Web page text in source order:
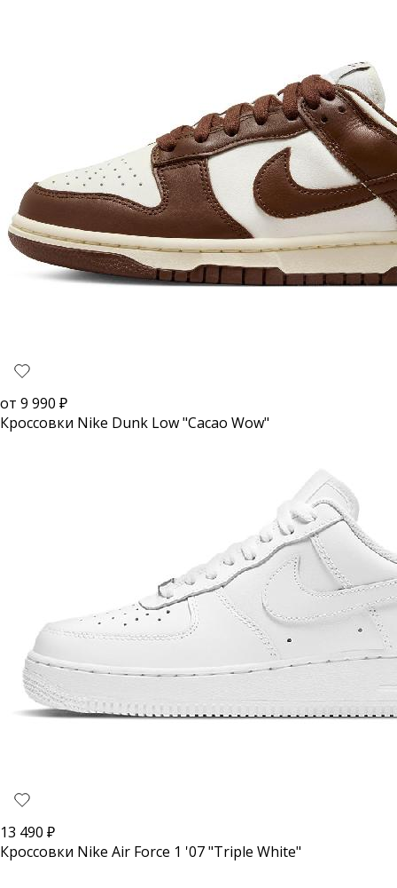
от 9 990 ₽
Кроссовки Nike Dunk Low "Cacao Wow"
13 490 ₽
Кроссовки Nike Air Force 1 '07 "Triple White"